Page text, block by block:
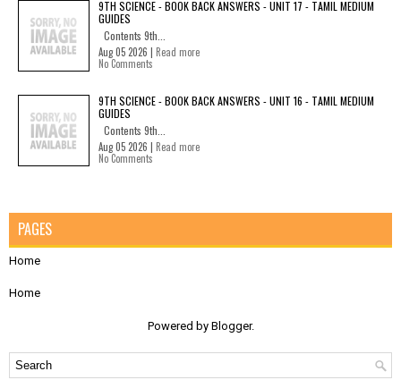
9TH SCIENCE - BOOK BACK ANSWERS - UNIT 17 - TAMIL MEDIUM
GUIDES
Contents 9th...
Aug 05 2026 | Read more
No Comments
9TH SCIENCE - BOOK BACK ANSWERS - UNIT 16 - TAMIL MEDIUM
GUIDES
Contents 9th...
Aug 05 2026 | Read more
No Comments
PAGES
Home
Home
Powered by Blogger.